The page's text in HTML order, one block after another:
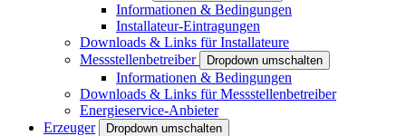
Informationen & Bedingungen
Installateur-Eintragungen
Downloads & Links für Installateure
Messstellenbetreiber
Dropdown umschalten
Informationen & Bedingungen
Downloads & Links für Messstellenbetreiber
Energieservice-Anbieter
Erzeuger
Dropdown umschalten